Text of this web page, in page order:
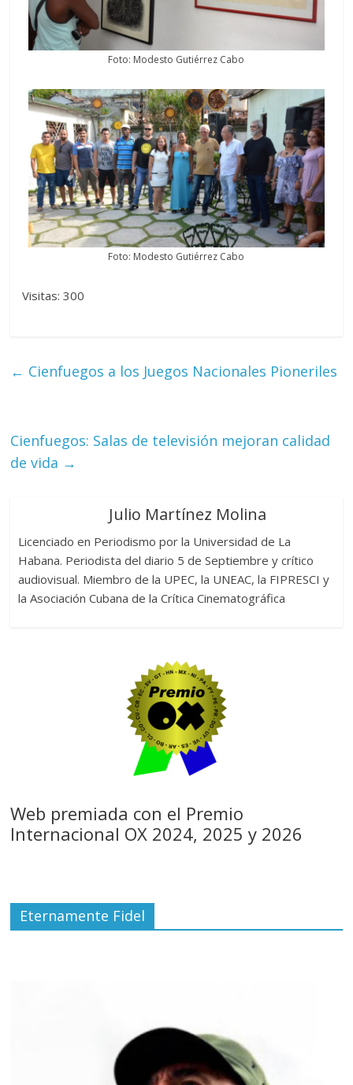
Foto: Modesto Gutiérrez Cabo
Foto: Modesto Gutiérrez Cabo
Visitas: 300
← Cienfuegos a los Juegos Nacionales Pioneriles
Cienfuegos: Salas de televisión mejoran calidad
de vida →
Julio Martínez Molina
Licenciado en Periodismo por la Universidad de La
Habana. Periodista del diario 5 de Septiembre y crítico
audiovisual. Miembro de la UPEC, la UNEAC, la FIPRESCI y
la Asociación Cubana de la Crítica Cinematográfica
Web premiada con el Premio
Internacional OX 2024, 2025 y 2026
Eternamente Fidel